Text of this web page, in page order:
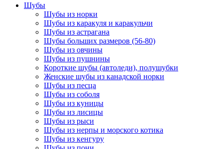
Шубы
Шубы из норки
Шубы из каракуля и каракульчи
Шубы из астрагана
Шубы больших размеров (56-80)
Шубы из овчины
Шубы из пушнины
Короткие шубы (автоледи), полушубки
Женские шубы из канадской норки
Шубы из песца
Шубы из соболя
Шубы из куницы
Шубы из лисицы
Шубы из рыси
Шубы из нерпы и морского котика
Шубы из кенгуру